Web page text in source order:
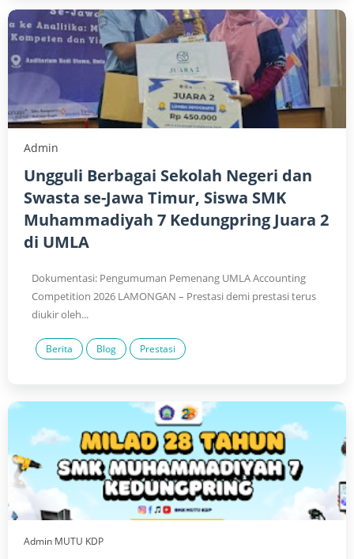
Admin
Ungguli Berbagai Sekolah Negeri dan
Swasta se-Jawa Timur, Siswa SMK
Muhammadiyah 7 Kedungpring Juara 2
di UMLA
Dokumentasi: Pengumuman Pemenang UMLA Accounting
Competition 2026 LAMONGAN – Prestasi demi prestasi terus
diukir oleh...
Berita Blog Prestasi
Admin MUTU KDP